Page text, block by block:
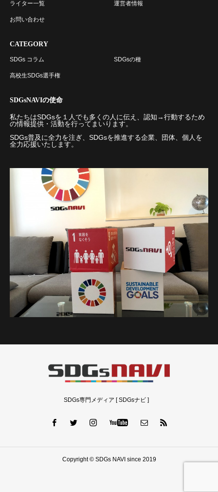
ライター一覧 運営者情報
お問い合わせ
CATEGORY
SDGs コラム SDGsの種
高校生SDGs選手権
SDGsNAVIの使命
私たちはSDGsを１人でも多くの人に伝え、認知→行動するため
の情報提供・活動を行ってまいります。
SDGs普及に全力を注ぎ、SDGsを推進する企業、団体、個人を
全力応援いたします。
SDGs専門メディア [ SDGsナビ ]
Copyright © SDGs NAVI since 2019
問い合わせ